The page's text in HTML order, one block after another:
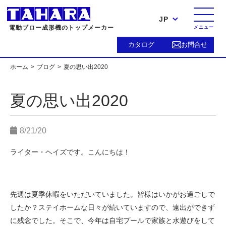
電動ブロー成形機のトップメーカー
JP
メニュー
カタログ お問合せ
ホーム ブログ 夏の思い出2020
夏の思い出2020
8/21/20
ライター・ヘイズです。こんにちは！
先週は夏季休暇をいただいていました。皆様はいかがお過ごしで
したか？ステイホームな日々が続いていますので、遠出ができず
に残念でした。そこで、今年は自宅プールで家族と水遊びをして